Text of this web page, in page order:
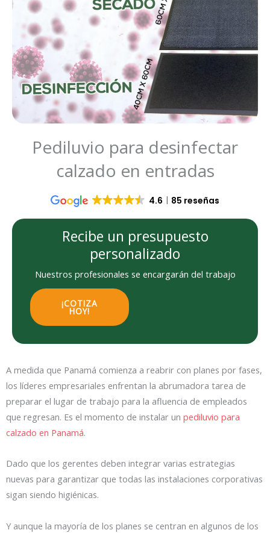
Pediluvio para desinfectar
calzado en entradas
4.6 85 reseñas
Recibe un presupuesto
personalizado
Nuestros profesionales se encargarán del trabajo
¡COTIZA
HOY!
A medida que Panamá comienza a reabrir con planes por fases,
los líderes empresariales enfrentan la abrumadora tarea de
preparar el lugar de trabajo para la afluencia de empleados
que regresan. Es el momento de instalar un pediluvio para
calzado en Panamá.
Dado que los gerentes deben integrar varias estrategias
nuevas para garantizar que todas las instalaciones corporativas
sigan siendo higiénicas.
Y aunque la mayoría de los planes se centran en algunos de los